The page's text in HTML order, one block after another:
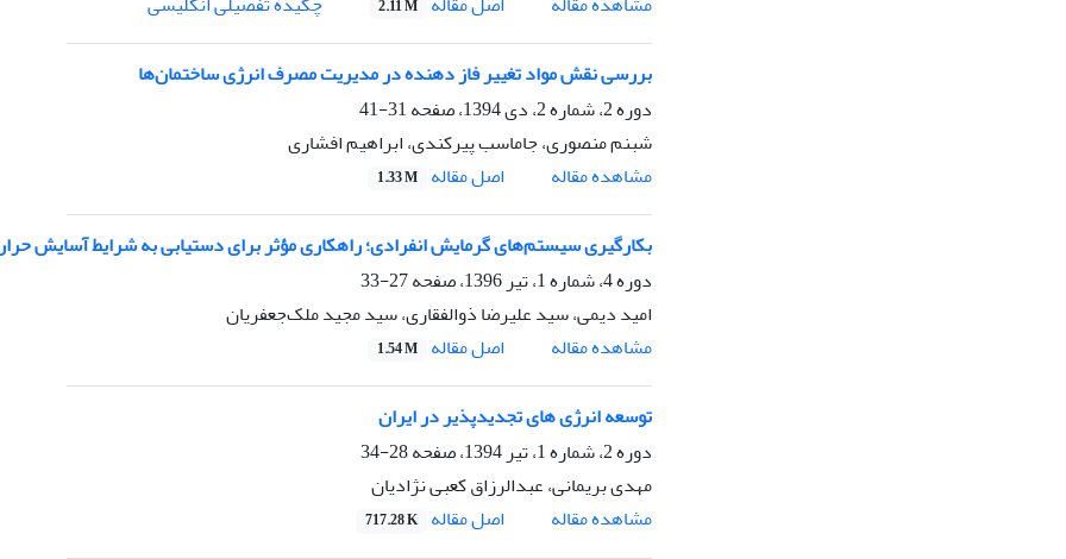
2.11 M
بررسی نقش مواد تغییر فاز دهنده در مدیریت مصرف انرژی ساختمان‌ها‌
دوره 2، شماره 2، دی 1394، صفحه
31-41
شبنم منصوری، جاماسب پیرکندی، ابراهیم افشاری
مشاهده مقاله
اصل مقاله 1.33 M
بکارگیری سیستم‌های گرمایش انفرادی؛ راهکاری مؤثر برای دستیابی به شرایط آسایش
دوره 4، شماره 1، تیر 1396، صفحه
27-33
امید دیمی، سید علیرضا ذوالفقاری، سید مجید ملک‌جعفریان
مشاهده مقاله
اصل مقاله 1.54 M
توسعه انرژی های تجدیدپذیر در ایران
دوره 2، شماره 1، تیر 1394، صفحه
28-34
مهدی بریمانی، عبدالرزاق کعبی نژادیان
مشاهده مقاله
اصل مقاله 717.28 K